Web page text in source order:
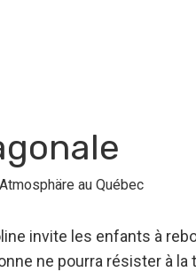
au Québec
invite les enfants à
ne pourra résister à la